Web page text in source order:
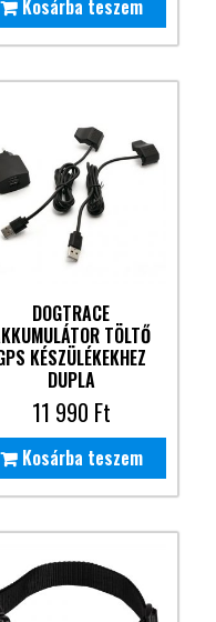
Kosárba teszem
DOGTRACE
TÖLTŐ
KÉSZÜLÉKEKHEZ
DUPLA
11 990 Ft
Kosárba teszem